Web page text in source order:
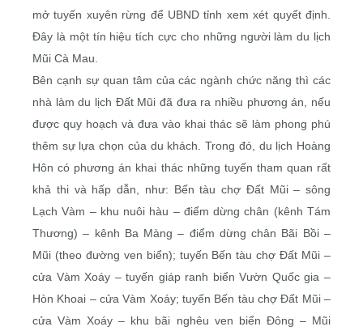
mở tuyến xuyên rừng để UBND tỉnh xem xét quyết định.
Ðây là một tín hiệu tích cực cho những người làm du lịch
Mũi Cà Mau.
Bên cạnh sự quan tâm của các ngành chức năng thì các
nhà làm du lịch Ðất Mũi đã đưa ra nhiều phương án, nếu
được quy hoạch và đưa vào khai thác sẽ làm phong phú
thêm sự lựa chọn của du khách. Trong đó, du lịch Hoàng
Hôn có phương án khai thác những tuyến tham quan rất
khả thi và hấp dẫn, như: Bến tàu chợ Ðất Mũi – sông
Lạch Vàm – khu nuôi hàu – điểm dừng chân (kênh Tám
Thương) – kênh Ba Màng – điểm dừng chân Bãi Bồi –
Mũi (theo đường ven biển); tuyến Bến tàu chợ Ðất Mũi –
cửa Vàm Xoáy – tuyến giáp ranh biển Vườn Quốc gia –
Hòn Khoai – cửa Vàm Xoáy; tuyến Bến tàu chợ Ðất Mũi –
cửa Vàm Xoáy – khu bãi nghêu ven biển Ðông – Mũi